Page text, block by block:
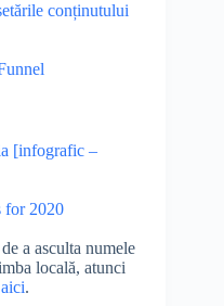
conținutului
[infografic –
for 2020
a asculta numele
locală, atunci
.